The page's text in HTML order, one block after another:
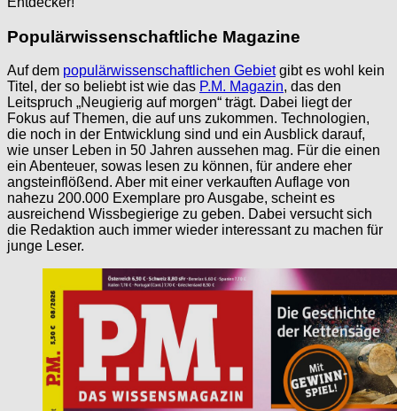
Populärwissenschaftliche Magazine
Auf dem populärwissenschaftlichen Gebietgibt es wohl kein
Titel, der so beliebt ist wie das P.M. Magazin, das den
Leitspruch „Neugierig auf morgen“ trägt. Dabei liegt der
Fokus auf Themen, die auf uns zukommen. Technologien,
die noch in der Entwicklung sind und ein Ausblick darauf,
wie unser Leben in 50 Jahren aussehen mag. Für die einen
ein Abenteuer, sowas lesen zu können, für andere eher
angsteinflößend. Aber mit einer verkauften Auflage von
nahezu 200.000 Exemplare pro Ausgabe, scheint es
ausreichend Wissbegierige zu geben. Dabei versucht sich
die Redaktion auch immer wieder interessant zu machen für
junge Leser.